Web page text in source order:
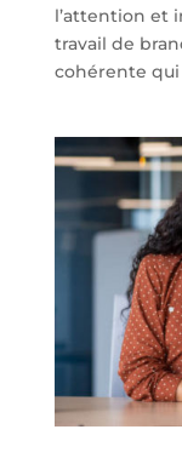
l’attention et
travail de
cohérente qui